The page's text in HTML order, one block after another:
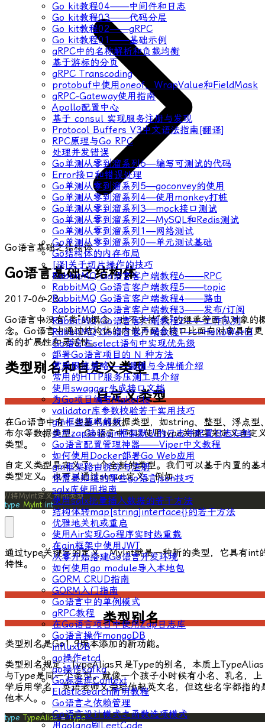
Go kit教程04——中间件和日志
Go kit教程03——代码分层
Go kit教程02——gRPC
Go kit教程01——基础示例
gRPC中的名称解析和负载均衡
基于游标的分页
gRPC Transcoding
protobuf中使用oneof、WrapValue和FieldMask
gRPC-Gateway使用指南
Apollo配置中心
基于 consul 实现服务注册与发现
Protocol Buffers V3中文语法指南[翻译]
RPC原理与Go RPC
处理并发错误
Go单测从零到溜系列6—编写可测试的代码
Error接口和错误处理
Go单测从零到溜系列5—goconvey的使用
Go单测从零到溜系列4—使用monkey打桩
Go单测从零到溜系列3—mock接口测试
Go单测从零到溜系列2—MySQL和Redis测试
Go单测从零到溜系列1—网络测试
Go单测从零到溜系列0—单元测试基础
Go结构体的内存布局
[译]关于切片操作的技巧
RabbitMQ Go语言客户端教程6——RPC
RabbitMQ Go语言客户端教程5——topic
RabbitMQ Go语言客户端教程4——路由
RabbitMQ Go语言客户端教程3——发布/订阅
RabbitMQ Go语言客户端教程2——工作队列
RabbitMQ Go语言客户端教程1——HelloWorld
Go语言在select语句中实现优先级
部署Go语言项目的 N 种方法
常用限流策略——漏桶与令牌桶介绍
常用的HTTP服务压测工具介绍
使用swagger生成接口文档
为Go项目编写Makefile
validator库参数校验若干实用技巧
gin框架源码解析
使用zap接收gin框架默认的日志并配置日志归档
Go语言配置管理神器——Viper中文教程
如何使用Docker部署Go Web应用
gin框架路由拆分与注册
你需要知道的那些go语言json技巧
sqlx库使用指南
使用sqlx批量插入数据的若干方法
结构体转map[string]interface{}的若干方法
优雅地关机或重启
使用Air实现Go程序实时热重载
在gin框架中使用JWT
从零开始搭建Go语言开发环境
如何使用go module导入本地包
GORM CRUD指南
GORM入门指南
Go语言中的单例模式
gRPC教程
在Go语言项目中使用Zap日志库
Go语言操作mongoDB
influxDB
go操作etcd
go操作kafka
Go标准库Context
Elasticsearch简明教程
Go语言之依赖管理
Go语言设计模式之函数选项模式
用golang刷LeetCode
Go语言基础之结构体
Go语言基础之结构体
2017-06-23
Go语言中没有“类”的概念，也不支持“类”的继承等面向对象的
念。Go语言中通过结构体的内嵌再配合接口比面向对象具有更
高的扩展性和灵活性。
类型别名和自定义类型
自定义类型
在Go语言中有一些基本的数据类型，如string、 整型、 浮点型
布尔等数据类型， Go语言中可以使用type关键字来定义自定
类型。
自定义类型是定义了一个全新的类型。我们可以基于内置的基
类型定义，也可以通过struct定义。例如：
//将MyInt定义为int类型
type MyInt int
通过type关键字的定义，MyInt就是一种新的类型，它具有int
特性。
类型别名
类型别名是Go1.9版本添加的新功能。
类型别名规定：TypeAlias只是Type的别名，本质上TypeAlias
与Type是同一个类型。就像一个孩子小时候有小名、乳名，上
学后用学名，英语老师又会给他起英文名，但这些名字都指的
他本人。
type TypeAlias = Type